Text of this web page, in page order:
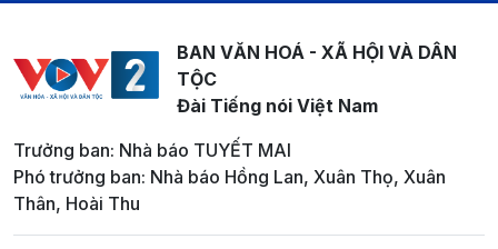
BAN VĂN HOÁ - XÃ HỘI VÀ DÂN
TỘC
Đài Tiếng nói Việt Nam
Trưởng ban: Nhà báo TUYẾT MAI
Phó trưởng ban: Nhà báo Hồng Lan, Xuân Thọ, Xuân
Thân, Hoài Thu